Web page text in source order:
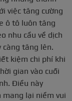
việc tăng cường
ô tô luôn tăng
nhu cầu về dịch
càng tăng lên.
kiệm chi phí khi
gian vào cuối
Điều này
lại niềm vui